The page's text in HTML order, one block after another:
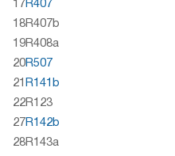
17 R407
18R407b
19R408a
20R507
21 R141b
22R123
27 R142b
28R143a